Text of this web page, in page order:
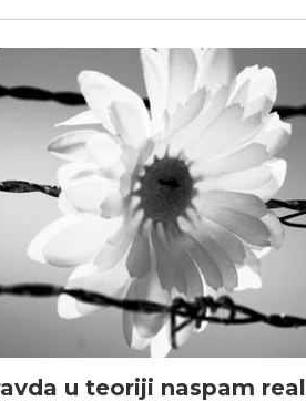
u teoriji naspam